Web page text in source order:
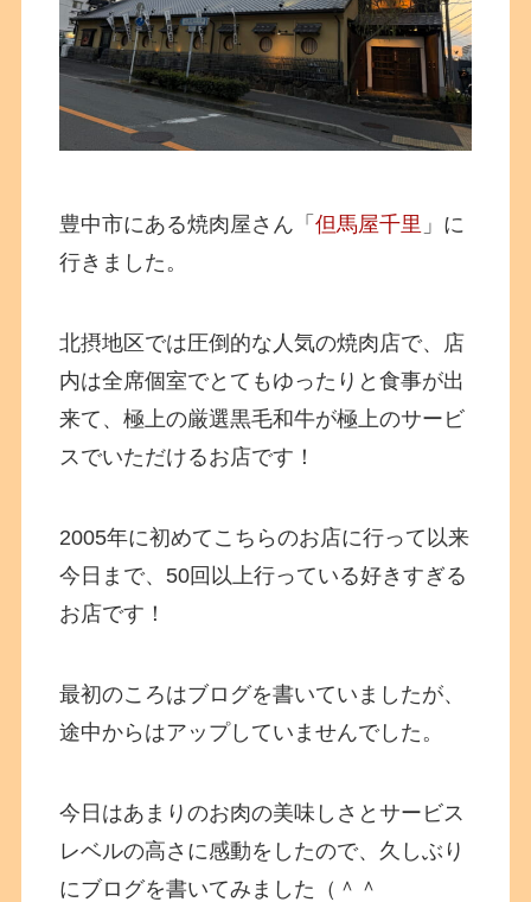
豊中市にある焼肉屋さん「但馬屋千里 」に
行きました。
北摂地区では圧倒的な人気の焼肉店で、店
内は全席個室でとてもゆったりと食事が出
来て、極上の厳選黒毛和牛が極上のサービ
スでいただけるお店です！
2005年に初めてこちらのお店に行って以来
今日まで、50回以上行っている好きすぎる
お店です！
最初のころはブログを書いていましたが、
途中からはアップしていませんでした。
今日はあまりのお肉の美味しさとサービス
レベルの高さに感動をしたので、久しぶり
にブログを書いてみました（＾＾